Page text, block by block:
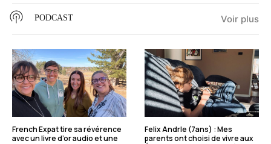
PODCAST Voir plus
French Expat tire sa révérence
avec un livre d’or audio et une
Felix Andrle (7ans) : Mes
parents ont choisi de vivre aux